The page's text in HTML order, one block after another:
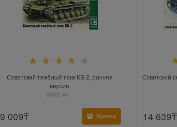
Советский тяжёлый танк КВ-2, ранняя
версия
35022 AK
9 009₸ Купить
Советский
14 639₸